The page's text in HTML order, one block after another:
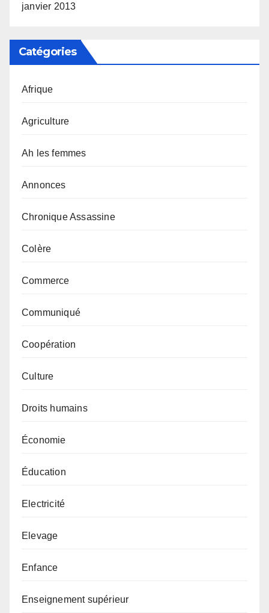
janvier 2013
Catégories
Afrique
Agriculture
Ah les femmes
Annonces
Chronique Assassine
Colère
Commerce
Communiqué
Coopération
Culture
Droits humains
Économie
Éducation
Electricité
Elevage
Enfance
Enseignement supérieur